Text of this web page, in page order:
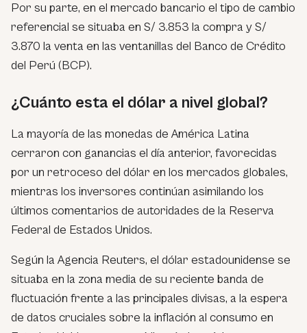
Por su parte, en el mercado bancario el tipo de cambio
referencial se situaba en S/ 3.853 la compra y S/
3.870 la venta en las ventanillas del Banco de Crédito
del Perú (BCP).
¿Cuánto esta el dólar a nivel global?
La mayoría de las monedas de América Latina
cerraron con ganancias el día anterior, favorecidas
por un retroceso del dólar en los mercados globales,
mientras los inversores continúan asimilando los
últimos comentarios de autoridades de la Reserva
Federal de Estados Unidos.
Según la Agencia Reuters, el dólar estadounidense se
situaba en la zona media de su reciente banda de
fluctuación frente a las principales divisas, a la espera
de datos cruciales sobre la inflación al consumo en